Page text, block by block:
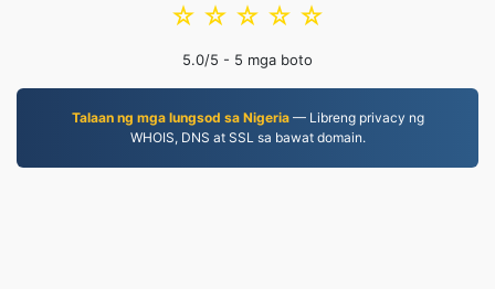
☆
☆
☆
☆
☆
5.0/5 - 5 mga boto
Talaan ng mga lungsod sa Nigeria— Libreng privacy ng
WHOIS, DNS at SSL sa bawat domain.